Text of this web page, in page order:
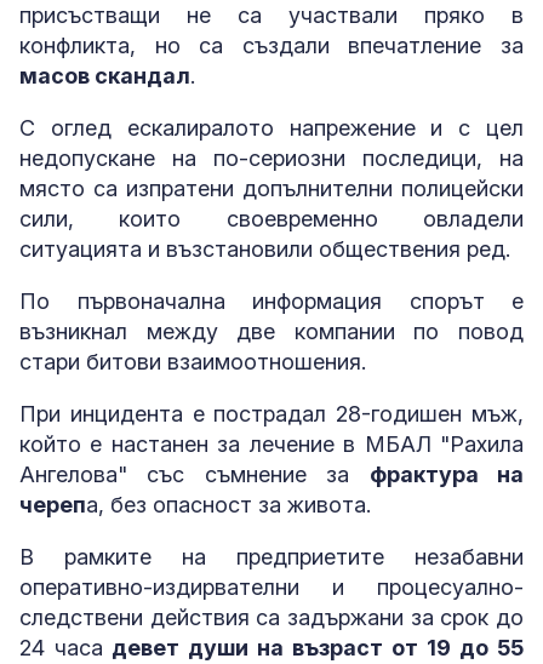
присъстващи не са участвали пряко в
конфликта, но са създали впечатление за
масов скандал.
С оглед ескалиралото напрежение и с цел
недопускане на по-сериозни последици, на
място са изпратени допълнителни полицейски
сили, които своевременно овладели
ситуацията и възстановили обществения ред.
По първоначална информация спорът е
възникнал между две компании по повод
стари битови взаимоотношения.
При инцидента е пострадал 28-годишен мъж,
който е настанен за лечение в МБАЛ "Рахила
Ангелова" със съмнение за фрактура на
черепа, без опасност за живота.
В рамките на предприетите незабавни
оперативно-издирвателни и процесуално-
следствени действия са задържани за срок до
24 часа девет души на възраст от 19 до 55